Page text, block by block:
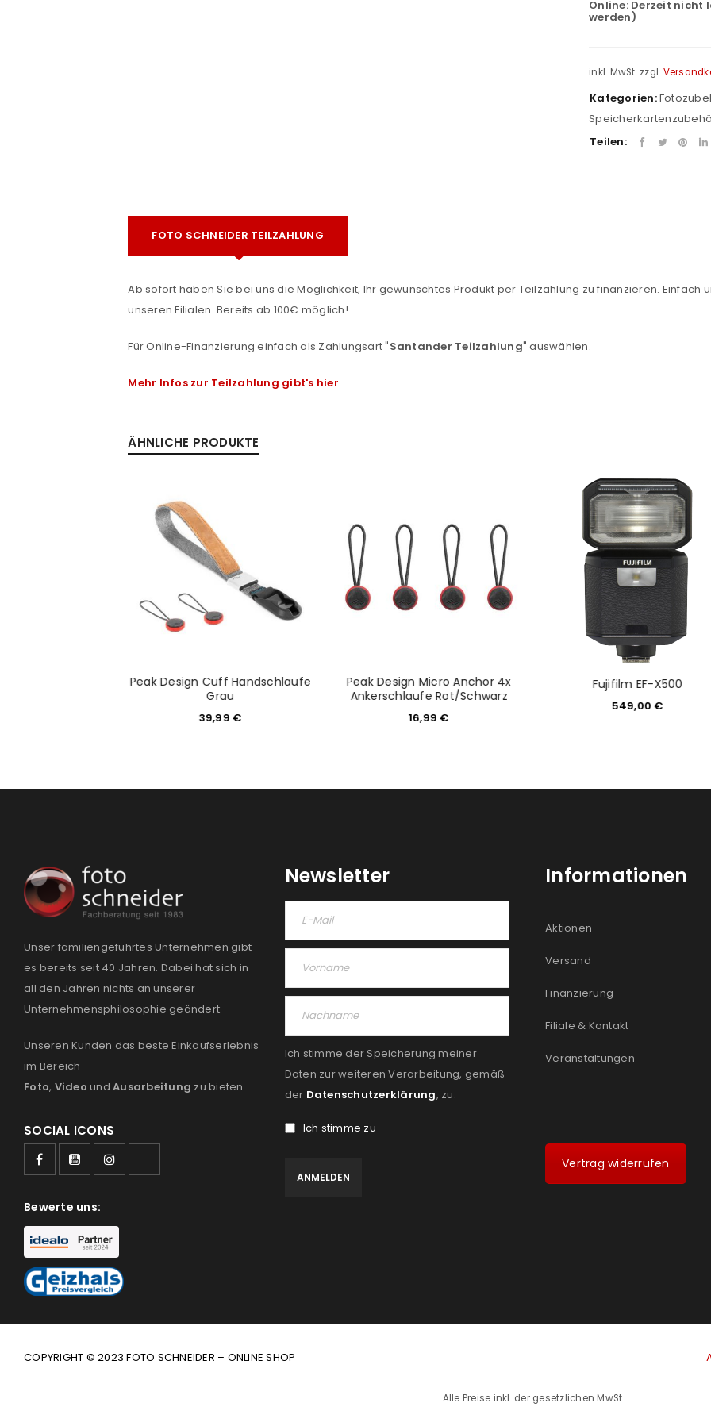
ANMELDEN
Benutzername oder E-Mail-Adresse*
Passwort*
PASSWORT VERGESSEN?
E-Mail-Adresse*
Ein Link zum Erstellen eines
Ich stimme zu
Ja, ich möchte ein
Datenschutzerklärung. *
REGISTRIEREN
Online: Derzeit nicht
werden)
inkl. MwSt. zzgl.
Kategorien:
Teilen:
FOTO SCHNEIDER TEILZAHLUNG
Ab sofort haben Sie bei uns die Möglichkeit, Ihr gewünschtes Produkt per Teilzahlung zu finanzieren. Einfach
unseren Filialen. Bereits ab 100€ möglich!
Für Online-Finanzierung einfach als Zahlungsart "Santander Teilzahlung" auswählen.
Mehr Infos zur Teilzahlung gibt's hier
ÄHNLICHE PRODUKTE
Peak Design Cuff Handschlaufe
Grau
39,99 €
Peak Design Micro Anchor 4x
Ankerschlaufe Rot/Schwarz
16,99€
Fujifilm EF-X500
549,00€
Unser familiengeführtes Unternehmen gibt
es bereits seit 40 Jahren. Dabei hat sich in
all den Jahren nichts an unserer
Unternehmensphilosophie geändert:
Unseren Kunden das beste Einkaufserlebnis
im Bereich
Foto, Video und Ausarbeitung zu bieten.
SOCIAL ICONS
Bewerte uns:
Newsletter
Ich stimme der Speicherung meiner
Daten zur weiteren Verarbeitung, gemäß
der Datenschutzerklärung, zu:
Ich stimme zu
Informationen
Aktionen
Versand
Finanzierung
Filiale & Kontakt
Veranstaltungen
Vertrag widerrufen
COPYRIGHT © 2023 FOTO SCHNEIDER – ONLINE SHOP
Alle Preise inkl. der gesetzlichen MwSt.